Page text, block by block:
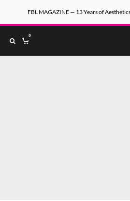
FBL MAGAZINE — 13 Years of
0